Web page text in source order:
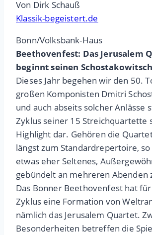
Von Dirk Schauß
Klassik-begeistert.de
Bonn/Volksbank-Haus
Beethovenfest: Das Jerusalem
beginnt seinen
Dieses Jahr begehen wir den 50.
großen Komponisten Dmitri
und auch abseits solcher Anlässe
Zyklus seiner 15 Streichquartette
Highlight dar. Gehören die
längst zum Standardrepertoire, so
etwas eher Seltenes,
gebündelt an mehreren Abenden
Das Bonner Beethovenfest hat
Zyklus eine Formation von
nämlich das Jerusalem Quartet.
Besonderheiten betreffen die